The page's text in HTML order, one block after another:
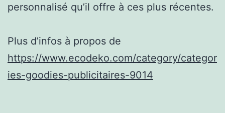
personnalisé qu’il offre à ces plus récentes.
Plus d’infos à propos de
https://www.ecodeko.com/category/categor
ies-goodies-publicitaires-9014